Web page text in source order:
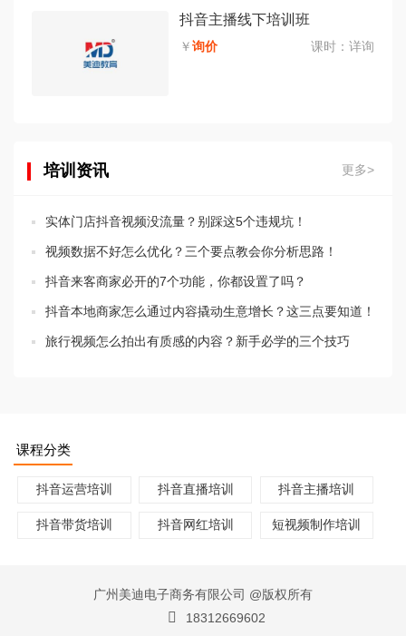
抖音主播线下培训班
￥询价 课时： 详询
培训资讯 更多>
实体门店抖音视频没流量？别踩这5个违规坑！
视频数据不好怎么优化？三个要点教会你分析思路！
抖音来客商家必开的7个功能，你都设置了吗？
抖音本地商家怎么通过内容撬动生意增长？这三点要知道！
旅行视频怎么拍出有质感的内容？新手必学的三个技巧
课程分类
抖音运营培训 抖音直播培训 抖音主播培训
抖音带货培训 抖音网红培训 短视频制作培训
广州美迪电子商务有限公司 @版权所有
18312669602